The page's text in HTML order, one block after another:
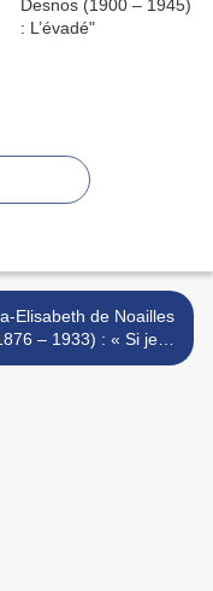
Elisabeth de Noailles
– 1933) : « Si je
n'aimais que toi en toi... » >